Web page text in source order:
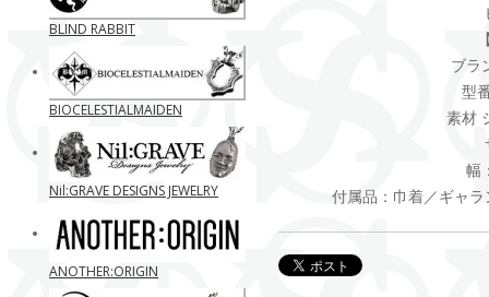
ブラ
型
素材
幅
付属品：巾着／ギャ
BLIND RABBIT
BIOCELESTIALMAIDEN
Nil:GRAVE DESIGNS JEWELRY
ANOTHER:ORIGIN